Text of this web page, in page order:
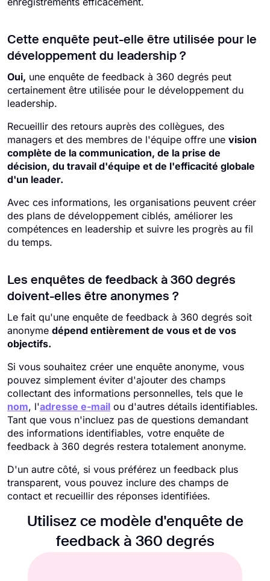
Cette enquête peut-elle être utilisée pour le
développement du leadership ?
Oui, une enquête de feedback à 360 degrés peut
certainement être utilisée pour le développement du
leadership.
Recueillir des retours auprès des collègues, des
managers et des membres de l'équipe offre une vision
complète de la communication, de la prise de
décision, du travail d'équipe et de l'efficacité globale
d'un leader.
Avec ces informations, les organisations peuvent créer
des plans de développement ciblés, améliorer les
compétences en leadership et suivre les progrès au fil
du temps.
Les enquêtes de feedback à 360 degrés
doivent-elles être anonymes ?
Le fait qu'une enquête de feedback à 360 degrés soit
anonyme dépend entièrement de vous et de vos
objectifs.
Si vous souhaitez créer une enquête anonyme, vous
pouvez simplement éviter d'ajouter des champs
collectant des informations personnelles, tels que le
nom, l'adresse e-mail ou d'autres détails identifiables.
Tant que vous n'incluez pas de questions demandant
des informations identifiables, votre enquête de
feedback à 360 degrés restera totalement anonyme.
D'un autre côté, si vous préférez un feedback plus
transparent, vous pouvez inclure des champs de
contact et recueillir des réponses identifiées.
Utilisez ce modèle d'enquête de
feedback à 360 degrés